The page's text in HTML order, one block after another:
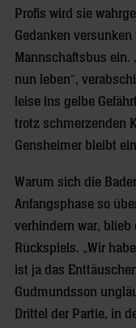
Profis wird sie
Gedanken
Mannschaftsbus ein.
nun leben“,
leise ins gelbe
trotz schmerzenden
Gensheimer bleibt
Warum sich die
Anfangsphase so
verhindern war, blieb
Rückspiels. „Wir
ist ja das
Gudmundsson
Drittel der Partie, in